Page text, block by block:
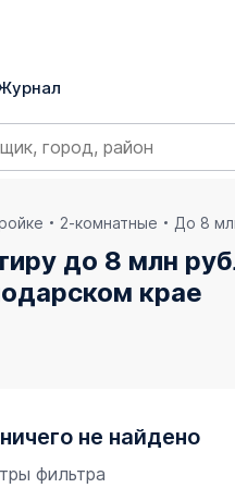
2-комнатные До 8
до 8 млн
крае
не найдено
фильтра